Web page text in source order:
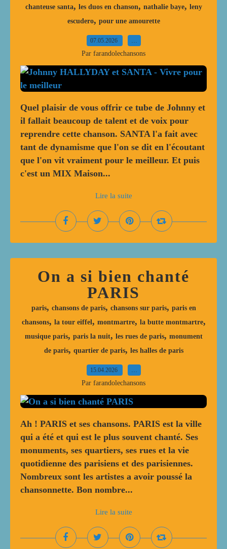
chanteuse santa, les duos en chanson, nathalie baye, leny
escudero, pour une amourette
07.05.2026 …
Par farandolechansons
Quel plaisir de vous offrir ce tube de Johnny et
il fallait beaucoup de talent et de voix pour
reprendre cette chanson. SANTA l'a fait avec
tant de dynamisme que l'on se dit en l'écoutant
que l'on vit vraiment pour le meilleur. Et puis
c'est un MIX Maison...
Lire la suite
On a si bien chanté
PARIS
paris, chansons de paris, chansons sur paris, paris en
chansons, la tour eiffel, montmartre, la butte montmartre,
musique paris, paris la nuit, les rues de paris, monument
de paris, quartier de paris, les halles de paris
15.04.2026 …
Par farandolechansons
Ah ! PARIS et ses chansons. PARIS est la ville
qui a été et qui est le plus souvent chanté. Ses
monuments, ses quartiers, ses rues et la vie
quotidienne des parisiens et des parisiennes.
Nombreux sont les artistes a avoir poussé la
chansonnette. Bon nombre...
Lire la suite